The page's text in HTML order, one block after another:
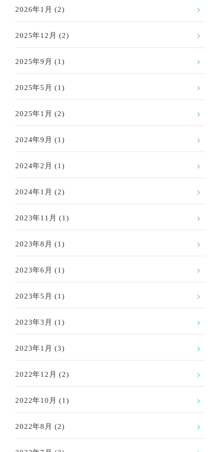
2026年1月 (2)
2025年12月 (2)
2025年9月 (1)
2025年5月 (1)
2025年1月 (2)
2024年9月 (1)
2024年2月 (1)
2024年1月 (2)
2023年11月 (1)
2023年8月 (1)
2023年6月 (1)
2023年5月 (1)
2023年3月 (1)
2023年1月 (3)
2022年12月 (2)
2022年10月 (1)
2022年8月 (2)